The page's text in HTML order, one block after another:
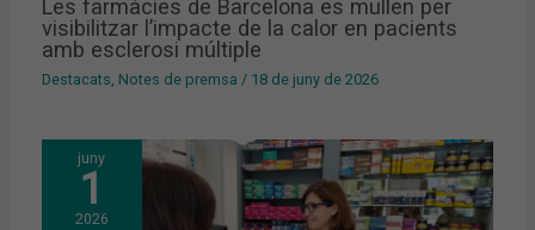
Les farmàcies de Barcelona es mullen per
visibilitzar l’impacte de la calor en pacients
amb esclerosi múltiple
Destacats, Notes de premsa / 18 de juny de 2026
juny
1
2026